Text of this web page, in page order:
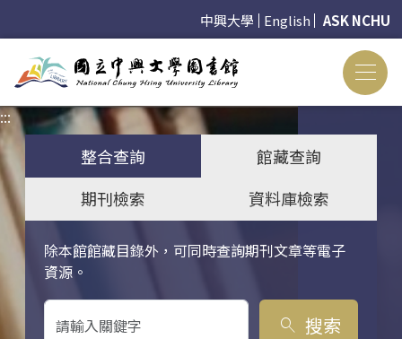
中興大學 English ASK NCHU
:::
整合查詢
館藏查詢
期刊檢索
資料庫檢索
除本館館藏目錄外，可同時查詢期刊文章等電子
資源。
關鍵字搜尋
search 搜索